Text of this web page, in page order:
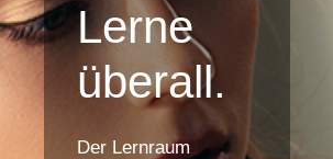
Lerne
überall.
Der Lernraum